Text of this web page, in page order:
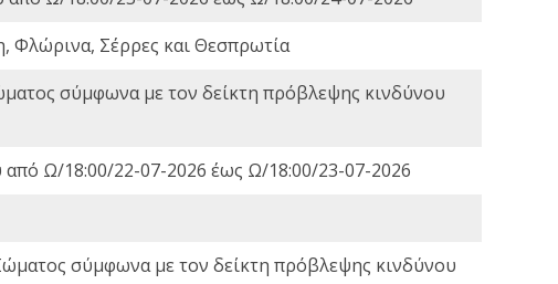
Φλώρινα, Σέρρες και Θεσπρωτία
σύμφωνα με τον δείκτη πρόβλεψης κινδύνου
από Ω/18:00/22-07-2026 έως Ω/18:00/23-07-2026
σύμφωνα με τον δείκτη πρόβλεψης κινδύνου